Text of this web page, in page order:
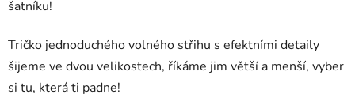
šatníku!
Tričko jednoduchého volného střihu s efektními detaily
šijeme ve dvou velikostech, říkáme jim větší a menší, vyber
si tu, která ti padne!